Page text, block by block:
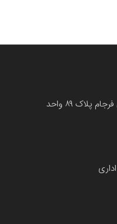
۸۹ واحد